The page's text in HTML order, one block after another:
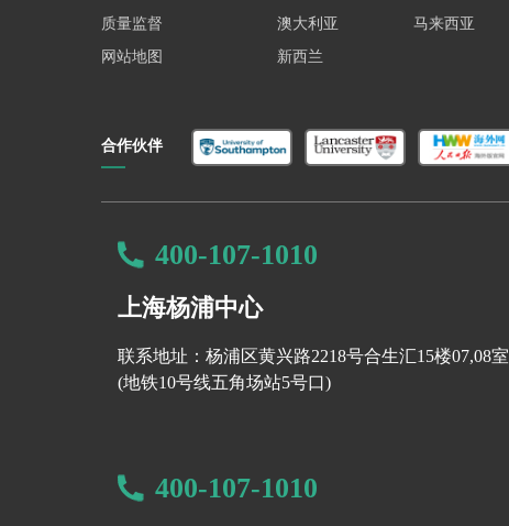
质量监督
网站地图
澳大利亚
新西兰
马来西亚
合作伙伴
400-107-1010
上海杨浦中心
联系地址：杨浦区黄兴路2218号合生汇15楼07,08室
(地铁10号线五角场站5号口)
400-107-1010